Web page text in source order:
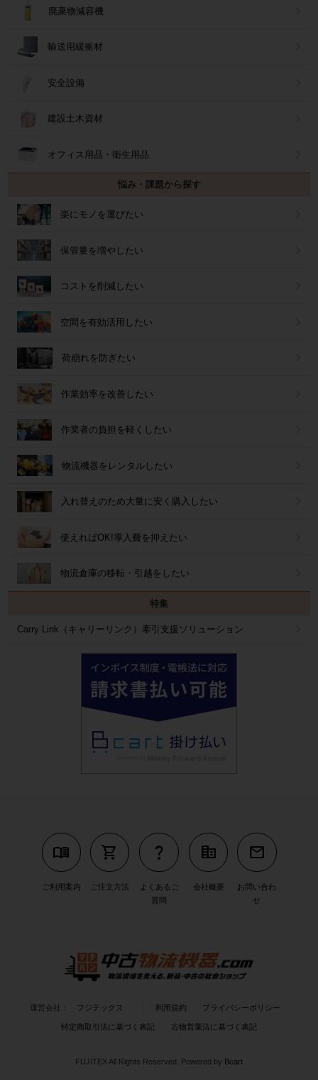
廃棄物減容機
輸送用緩衝材
安全設備
建設土木資材
オフィス用品・衛生用品
悩み・課題から探す
楽にモノを運びたい
保管量を増やしたい
コストを削減したい
空間を有効活用したい
荷崩れを防ぎたい
作業効率を改善したい
作業者の負担を軽くしたい
物流機器をレンタルしたい
入れ替えのため大量に安く購入したい
使えればOK!導入費を抑えたい
物流倉庫の移転・引越をしたい
特集
Carry Link（キャリーリンク）牽引支援ソリューション
menu_book
ご利用案内
shopping_cart
ご注文方法
question_mark
よくあるご
質問
corporate_fare
会社概要
mail
お問い合わ
せ
運営会社： フジテックス 利用規約 プライバシーポリシー
特定商取引法に基づく表記 古物営業法に基づく表記
FUJITEX All Rights Reserved. Powered by Bcart